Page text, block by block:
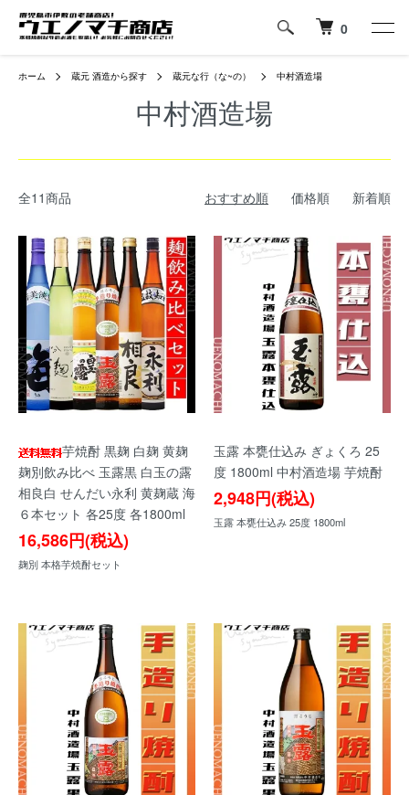
0
ホーム 蔵元 酒造から探す 蔵元な行（な~の） 中村酒造場
中村酒造場
全11商品 おすすめ順 価格順 新着順
芋焼酎 黒麹 白麹 黄麹
麹別飲み比べ 玉露黒 白玉の露
相良白 せんだい永利 黄麹蔵 海
６本セット 各25度 各1800ml
16,586円(税込)
麹別 本格芋焼酎セット
玉露 本甕仕込み ぎょくろ 25
度 1800ml 中村酒造場 芋焼酎
2,948円(税込)
玉露 本甕仕込み 25度 1800ml